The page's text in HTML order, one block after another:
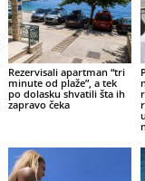
Rezervisali apartman “tri
minute od plaže”, a tek
po dolasku shvatili šta ih
zapravo čeka